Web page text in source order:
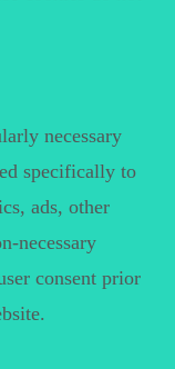
necessary
specifically to
ads, other
necessary
consent prior